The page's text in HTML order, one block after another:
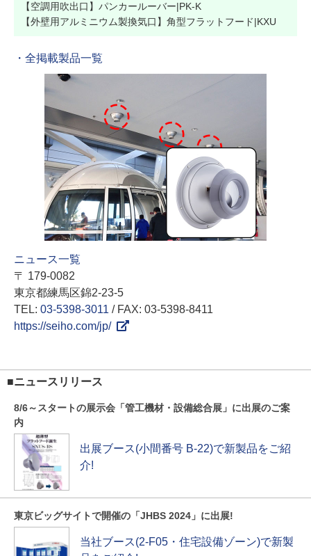
【空調用吹出口】パンカールーバー|PK-K
【外壁用アルミニウム製換気口】角型フラットフード|KXU
・全掲載製品一覧
ニュース一覧
〒 179-0082
東京都練馬区錦2-23-5
TEL: 03-5398-3011 / FAX: 03-5398-8411
https://seiho.com/jp/
■ニュースリリース
8/6～スタートの展示会「管工機材・設備総合展」に出展のご案
内
出展ブース(小間番号 B-22)で新製品をご紹
介!
東京ビッグサイトで開催の「JHBS 2024」に出展!
当社ブース(2-F05・住宅設備ゾーン)で新製